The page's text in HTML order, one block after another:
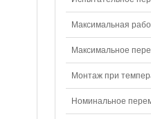
Максимальная
Максимальное
Монтаж при
Номинальное